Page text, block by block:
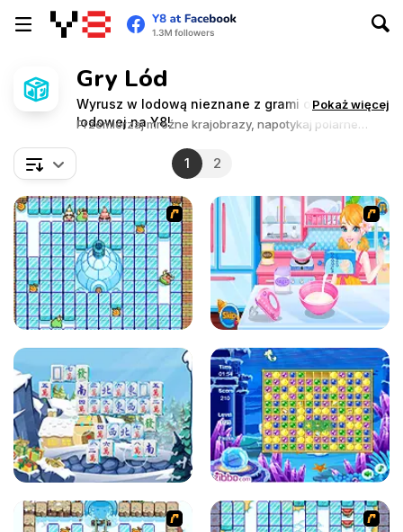
Gry Lód
Wyrusz w lodową nieznane z grami o tematyce
lodowej na Y8!
Przemierzaj mroźne krajobrazy, napotykaj polarne
Pokaż więcej
1 2